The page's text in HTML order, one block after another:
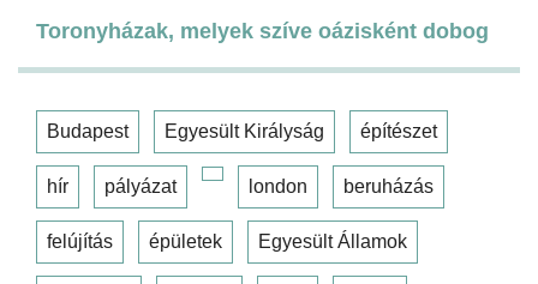
Toronyházak, melyek szíve oázisként dobog
Budapest Egyesült Királyság építészet
hír pályázat london beruházás
felújítás épületek Egyesült Államok